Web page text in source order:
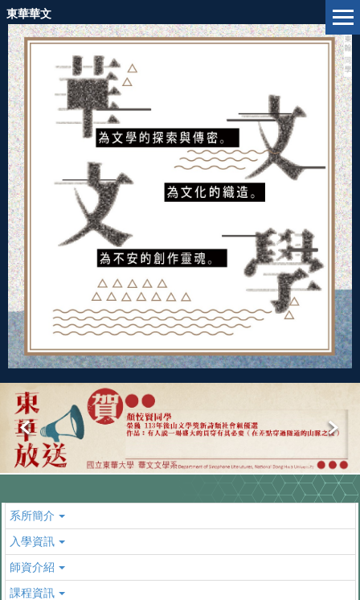
跳
到
主
要
內
容
區
東華華文
系所簡介
入學資訊
師資介紹
課程資訊